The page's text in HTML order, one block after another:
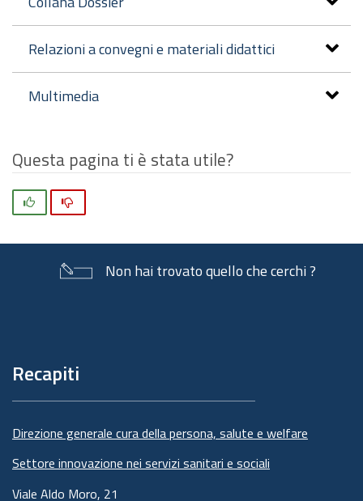
Relazioni a convegni e materiali didattici
Multimedia
Questa pagina ti è stata utile?
Non hai trovato quello che cerchi ?
pagina
Recapiti
Direzione generale cura della persona, salute e welfare
Settore innovazione nei servizi sanitari e sociali
Viale Aldo Moro, 21